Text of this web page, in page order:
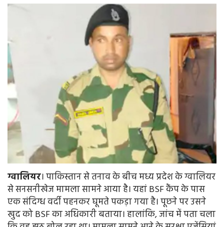
ग्वालियर। पाकिस्तान से तनाव के बीच मध्य प्रदेश के ग्वालियर
से सनसनीखेज मामला सामने आया है। यहां BSF कैंप के पास
एक संदिग्ध वर्दी पहनकर घूमते पकड़ा गया है। पूछने पर उसने
खुद को BSF का अधिकारी बताया। हालांकि, जांच में पता चला